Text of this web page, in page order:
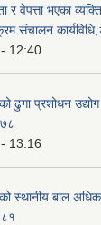
वेपत्ता भएका
संचालन
12:40
ढुगा प्रशोधन
13:16
स्थानीय बाल